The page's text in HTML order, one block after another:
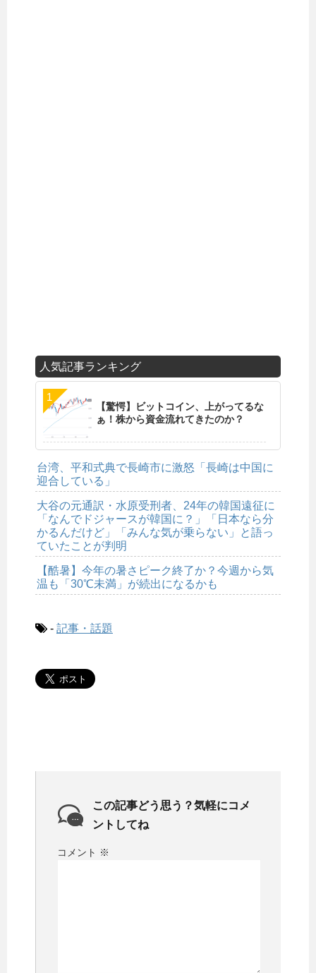
人気記事ランキング
【驚愕】ビットコイン、上がってるな
ぁ！株から資金流れてきたのか？
台湾、平和式典で長崎市に激怒「長崎は中国に
迎合している」
大谷の元通訳・水原受刑者、24年の韓国遠征に
「なんでドジャースが韓国に？」「日本なら分
かるんだけど」「みんな気が乗らない」と語っ
ていたことが判明
【酷暑】今年の暑さピーク終了か？今週から気
温も「30℃未満」が続出になるかも
- 記事・話題
この記事どう思う？気軽にコメ
ントしてね
コメント ※